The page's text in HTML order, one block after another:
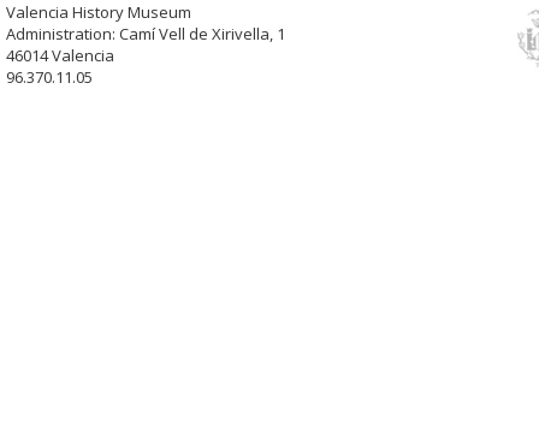
Valencia History Museum
Administration: Camí Vell de Xirivella, 1
46014 Valencia
96.370.11.05